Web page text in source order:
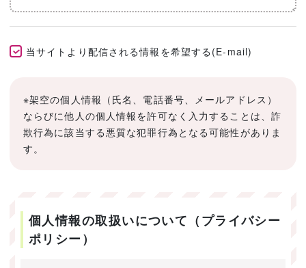
当サイトより配信される情報を希望する(E-mail)
※架空の個人情報（氏名、電話番号、メールアドレス）
ならびに他人の個人情報を許可なく入力することは、詐
欺行為に該当する悪質な犯罪行為となる可能性がありま
す。
個人情報の取扱いについて（プライバシー
ポリシー）